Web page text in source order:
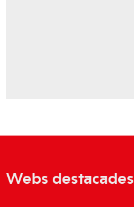
Webs destacades